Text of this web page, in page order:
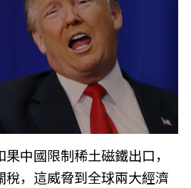
中國限制稀土磁鐵出口，
稅，這威脅到全球兩大經濟